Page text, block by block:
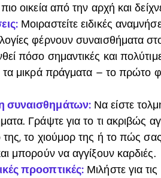
οικεία από την αρχή και
Μοιραστείτε ειδικές
φέρνουν συναισθήματα
πόσο σημαντικές και
τα μικρά πράγματα – το πρώτο
συναισθημάτων:Να είστε
Γράψτε για το τι ακριβώς
το χιούμορ της ή το πώς σας
μπορούν να αγγίξουν καρδιές.
προοπτικές: Μιλήστε για